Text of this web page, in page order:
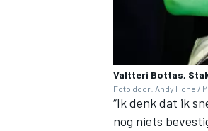
Valtteri Bottas,
Foto door: Andy Hone /
“Ik denk dat ik
nog niets